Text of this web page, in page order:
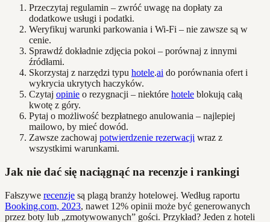
Przeczytaj regulamin – zwróć uwagę na dopłaty za
dodatkowe usługi i podatki.
Weryfikuj warunki parkowania i Wi-Fi – nie zawsze są w
cenie.
Sprawdź dokładnie zdjęcia pokoi – porównaj z innymi
źródłami.
Skorzystaj z narzędzi typu hotele.ai do porównania ofert i
wykrycia ukrytych haczyków.
Czytaj opinie o rezygnacji – niektóre hotele blokują całą
kwotę z góry.
Pytaj o możliwość bezpłatnego anulowania – najlepiej
mailowo, by mieć dowód.
Zawsze zachowaj potwierdzenie rezerwacji wraz z
wszystkimi warunkami.
Jak nie dać się naciągnąć na recenzje i rankingi
Fałszywe recenzje są plagą branży hotelowej. Według raportu
Booking.com, 2023, nawet 12% opinii może być generowanych
przez boty lub „zmotywowanych” gości. Przykład? Jeden z hoteli